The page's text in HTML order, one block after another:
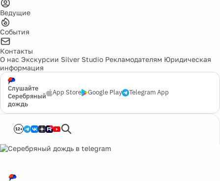
Ведущие
События
Контакты
О нас Экскурсии Silver Studio Рекламодателям Юридическая
информация
Слушайте
Серебряный
дождь
App Store Google Play Telegram App
12+